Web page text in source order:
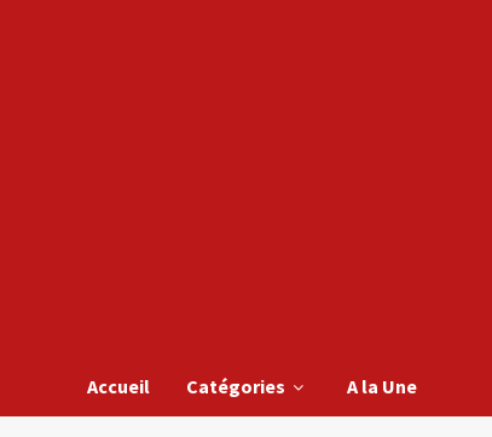
Accueil Catégories A la Une